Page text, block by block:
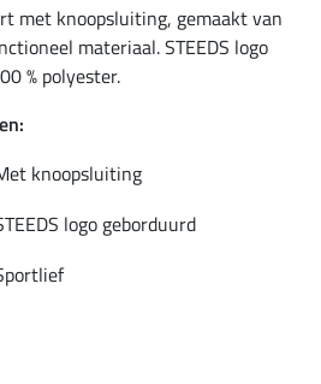
met knoopsluiting, gemaakt van
materiaal. STEEDS logo
% polyester.
knoopsluiting
logo geborduurd